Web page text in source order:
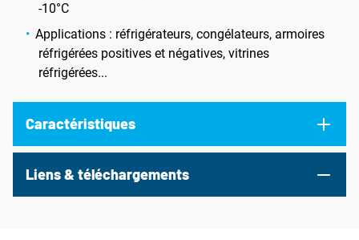
-10°C
Applications : réfrigérateurs, congélateurs, armoires
réfrigérées positives et négatives, vitrines
réfrigérées...
Caractéristiques
Liens & téléchargements